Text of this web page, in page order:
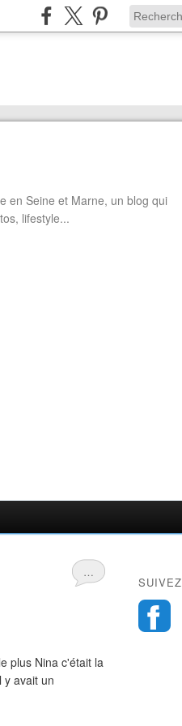
en Seine et Marne, un blog qui
lifestyle...
…
plus Nina c'était la
y avait un